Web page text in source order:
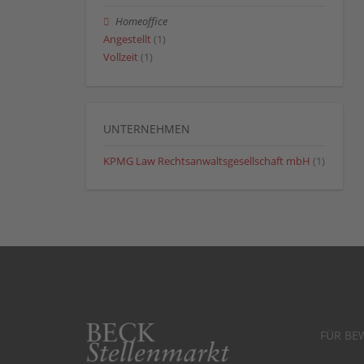
Homeoffice
Angestellt (1)
Vollzeit (1)
UNTERNEHMEN
KPMG Law Rechtsanwaltsgesellschaft mbH (1)
FÜR